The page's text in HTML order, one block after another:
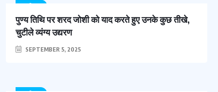
पुण्य तिथि पर शरद जोशी को याद करते हुए उनके कुछ तीखे,
चुटीले व्यंग्य उद्यरण
SEPTEMBER 5, 2025